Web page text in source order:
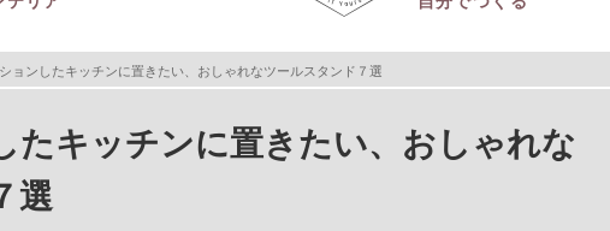
ョンしたキッチンに置きたい、おしゃれなツールスタンド７選
たキッチンに置きたい、おしゃれな
選